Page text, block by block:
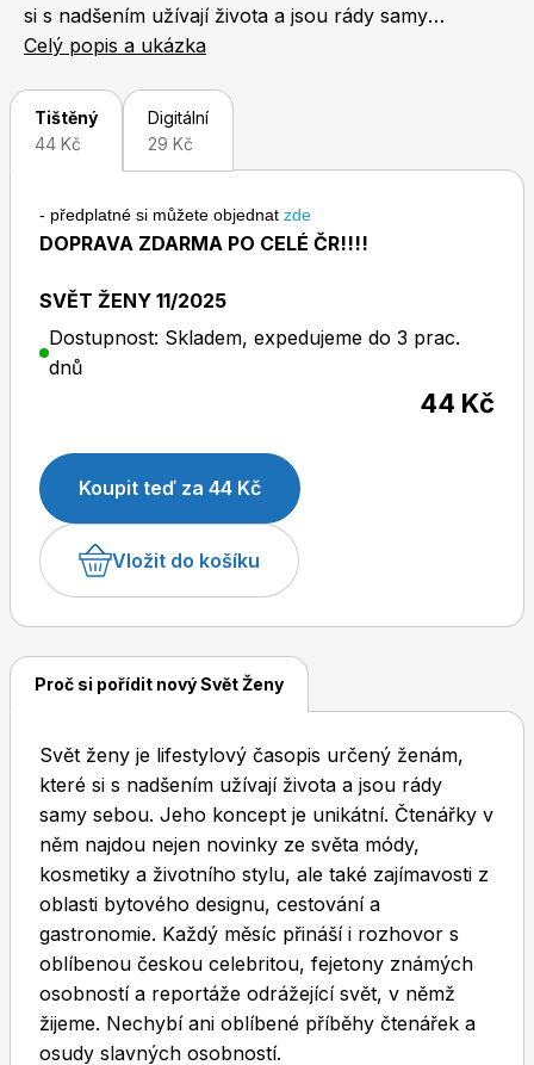
Chip
Burda Best of
Burda Kids
si s nadšením užívají života a jsou rády samy
sebou. Jeho koncept je unikátní. Čtenářky v něm
životního stylu, ale také zajímavosti z oblasti
bytového designu, cestování a gastronomie. Každý
měsíc přináší i rozhovor s oblíbenou českou
odrážející svět, v němž žijeme. Nechybí ani oblíbené
příběhy čtenářek a osudy slavných osobností.
Celý popis a ukázka
Tištěný
44 Kč
Digitální
29 Kč
- předplatné si můžete objednat zde
DOPRAVA ZDARMA PO CELÉ ČR!!!!
SVĚT ŽENY 11/2025
Dostupnost: Skladem, expedujeme do 3 prac.
dnů
44 Kč
Koupit teď za 44 Kč
Vložit do košíku
Proč si pořídit nový Svět Ženy
Svět ženy je lifestylový časopis určený ženám,
které si s nadšením užívají života a jsou rády
samy sebou. Jeho koncept je unikátní. Čtenářky v
něm najdou nejen novinky ze světa módy,
kosmetiky a životního stylu, ale také zajímavosti z
oblasti bytového designu, cestování a
gastronomie. Každý měsíc přináší i rozhovor s
oblíbenou českou celebritou, fejetony známých
osobností a reportáže odrážející svět, v němž
žijeme. Nechybí ani oblíbené příběhy čtenářek a
osudy slavných osobností.